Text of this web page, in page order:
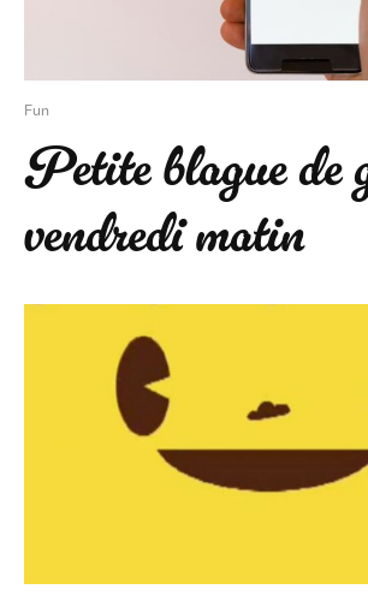
Fun
Petite blague de
vendredi matin